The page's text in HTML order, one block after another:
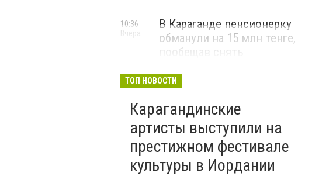
В Караганде пенсионерку
обманули на 15 млн тенге,
пообещав снять
ВИДЕО
10:36
Вчера
ТОП НОВОСТИ
Карагандинские
артисты выступили на
престижном фестивале
культуры в Иордании